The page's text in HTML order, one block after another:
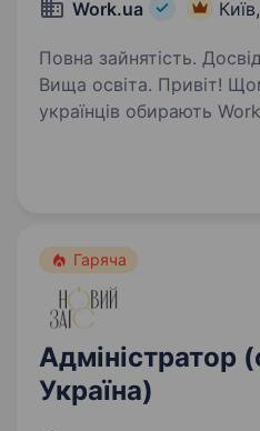
Work.ua
Київ,
Повна зайнятість.
Вища освіта. Привіт! Щомісяця мільйони
українців обирають
Гаряча
Адміністратор
Україна)